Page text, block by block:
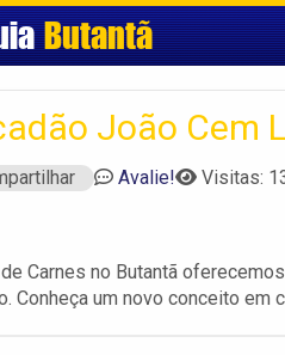
Butantã
João Cem
Avalie! Visitas:
de Carnes no Butantã
Conheça um novo conceito